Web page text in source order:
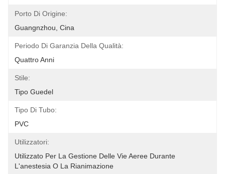
Porto Di Origine:
Guangnzhou, Cina
Periodo Di Garanzia Della Qualità:
Quattro Anni
Stile:
Tipo Guedel
Tipo Di Tubo:
PVC
Utilizzatori:
Utilizzato Per La Gestione Delle Vie Aeree Durante
L'anestesia O La Rianimazione